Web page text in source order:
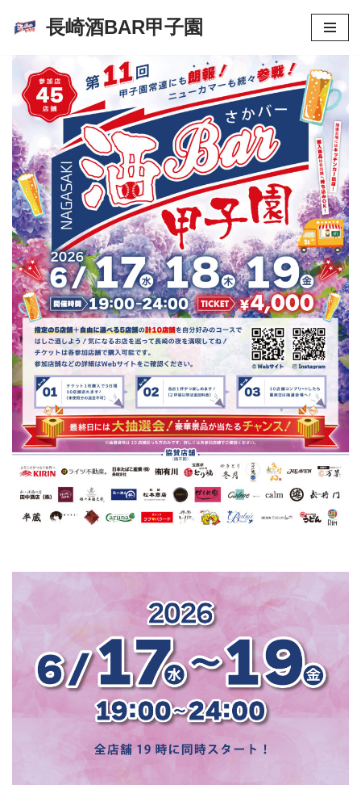
テ
ツ
へ
ス
キ
ッ
プ
長崎酒BAR甲子園